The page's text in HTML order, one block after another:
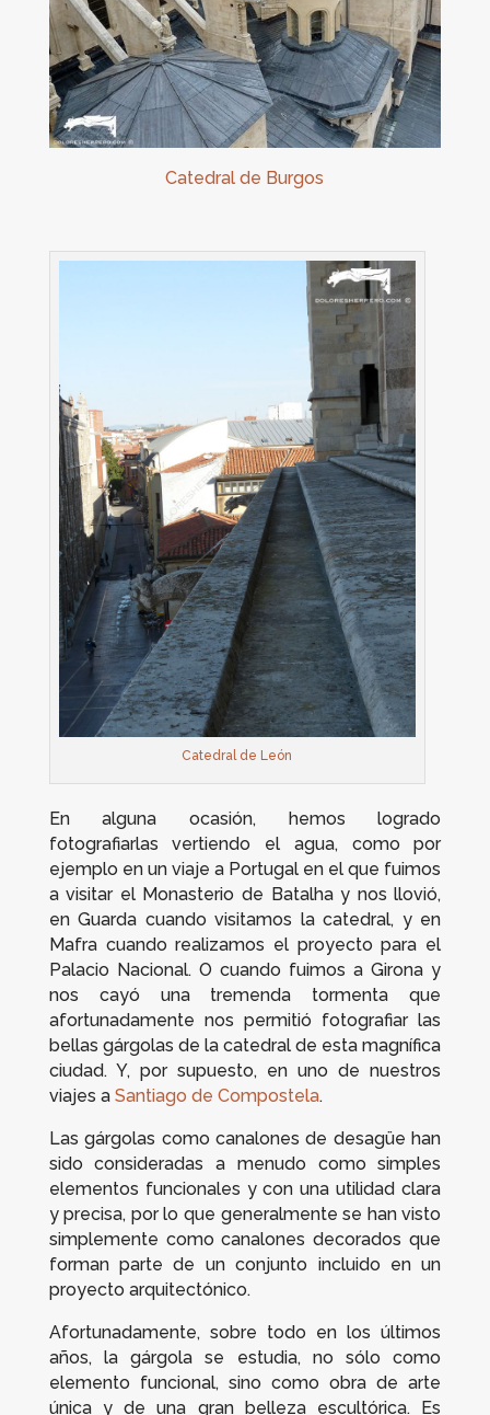
Catedral de Burgos
Catedral de León
En alguna ocasión, hemos logrado
fotografiarlas vertiendo el agua, como por
ejemplo en un viaje a Portugal en el que fuimos
a visitar el Monasterio de Batalha y nos llovió,
en Guarda cuando visitamos la catedral, y en
Mafra cuando realizamos el proyecto para el
Palacio Nacional. O cuando fuimos a Girona y
nos cayó una tremenda tormenta que
afortunadamente nos permitió fotografiar las
bellas gárgolas de la catedral de esta magnífica
ciudad. Y, por supuesto, en uno de nuestros
viajes a Santiago de Compostela.
Las gárgolas como canalones de desagüe han
sido consideradas a menudo como simples
elementos funcionales y con una utilidad clara
y precisa, por lo que generalmente se han visto
simplemente como canalones decorados que
forman parte de un conjunto incluido en un
proyecto arquitectónico.
Afortunadamente, sobre todo en los últimos
años, la gárgola se estudia, no sólo como
elemento funcional, sino como obra de arte
única y de una gran belleza escultórica. Es